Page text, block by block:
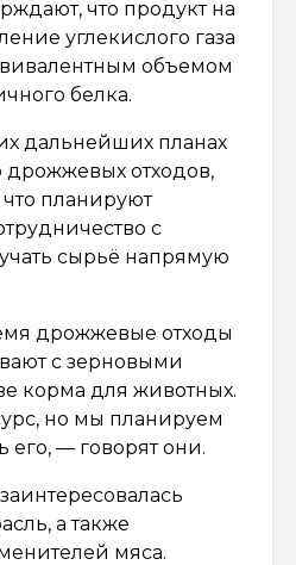
что продукт на
углекислого газа
объемом
белка.
дальнейших планах
отходов,
планируют
с
сырьё напрямую
дрожжевые отходы
с зерновыми
корма для животных.
но мы планируем
его, — говорят они.
а также
мяса.